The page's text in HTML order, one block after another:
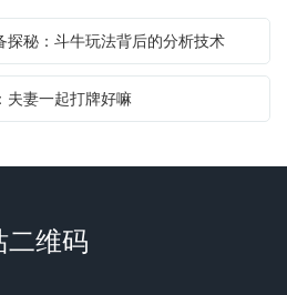
探秘：斗牛玩法背后的分析技术
夫妻一起打牌好嘛
二维码